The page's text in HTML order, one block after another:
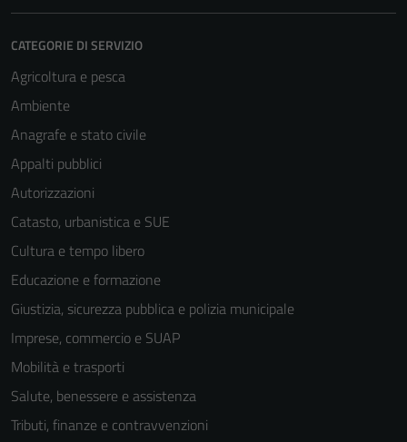
CATEGORIE DI SERVIZIO
Agricoltura e pesca
Ambiente
Anagrafe e stato civile
Appalti pubblici
Autorizzazioni
Catasto, urbanistica e SUE
Cultura e tempo libero
Educazione e formazione
Giustizia, sicurezza pubblica e polizia municipale
Imprese, commercio e SUAP
Mobilità e trasporti
Salute, benessere e assistenza
Tributi, finanze e contravvenzioni